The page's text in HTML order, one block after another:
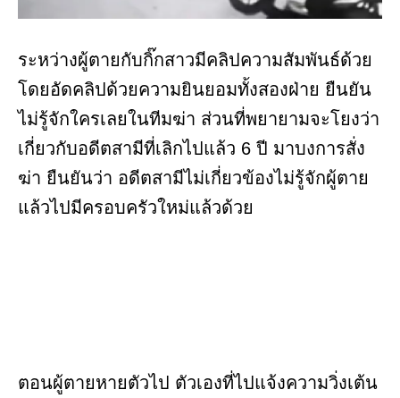
ระหว่างผู้ตายกับกิ๊กสาวมีคลิปความสัมพันธ์ด้วย
โดยอัดคลิปด้วยความยินยอมทั้งสองฝ่าย ยืนยัน
ไม่รู้จักใครเลยในทีมฆ่า ส่วนที่พยายามจะโยงว่า
เกี่ยวกับอดีตสามีที่เลิกไปแล้ว 6 ปี มาบงการสั่ง
ฆ่า ยืนยันว่า อดีตสามีไม่เกี่ยวข้องไม่รู้จักผู้ตาย
แล้วไปมีครอบครัวใหม่แล้วด้วย
ตอนผู้ตายหายตัวไป ตัวเองที่ไปแจ้งความวิ่งเต้น